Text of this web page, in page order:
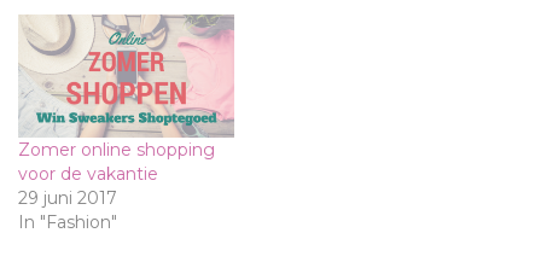
Zomer online shopping
voor de vakantie
29 juni 2017
In "Fashion"